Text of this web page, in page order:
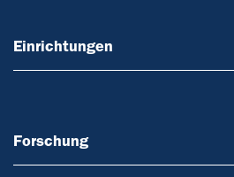
Einrichtungen
Forschung